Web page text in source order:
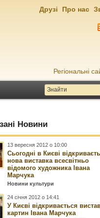
Регіональні
Друзі Про нас
Новини
13 вересня 2012 о 10:00
Сьогодні в Києві
нова виставка всесвітньо
відомого художника Івана
Марчука
Новини культури
24 січня 2012 о 14:41
У Києві відкривається
картин Івана Марчука